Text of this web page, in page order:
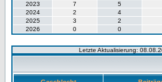
2023
7 5
2024
2 4
2025
3 2
2026
0 0
Letzte Aktualisierung: